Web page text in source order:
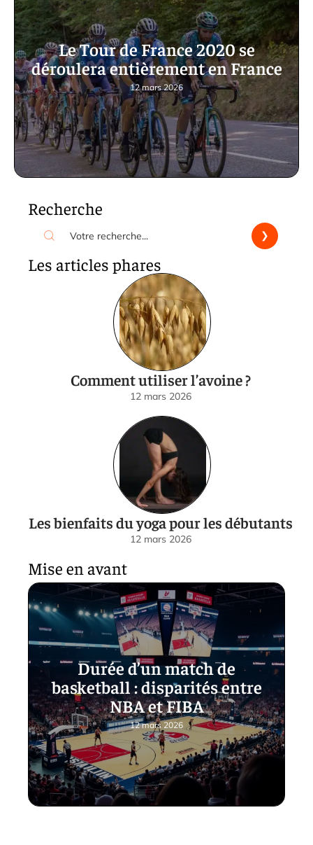
Le Tour de France 2020 se
déroulera entièrement en France
12 mars 2026
Recherche
Les articles phares
Comment utiliser l’avoine ?
12 mars 2026
Les bienfaits du yoga pour les débutants
12 mars 2026
Mise en avant
Durée d’un match de
basketball : disparités entre
NBA et FIBA
12 mars 2026